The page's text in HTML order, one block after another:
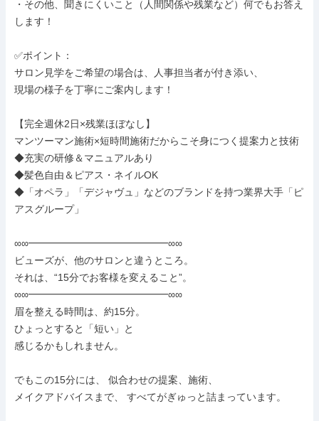
・その他、聞きにくいこと（人間関係や残業など）何でもお答え
します！
✅ポイント：
サロン見学をご希望の場合は、人事担当者が付き添い、
現場の様子を丁寧にご案内します！
【完全週休2日×残業ほぼなし】
マンツーマン施術×短時間施術だからこそ身につく提案力と技術
◆充実の研修＆マニュアルあり
◆髪色自由＆ピアス・ネイルOK
◆「オペラ」「デジャヴュ」などのブランドを持つ業界大手「ピ
アスグループ」
∞∞━━━━━━━━━━━━━━∞∞
ビューズが、他のサロンと違うところ。
それは、“15分でお客様を変えること”。
∞∞━━━━━━━━━━━━━━∞∞
眉を整える時間は、約15分。
ひょっとすると「短い」と
感じるかもしれません。
でもこの15分には、 似合わせの提案、施術、
メイクアドバイスまで、 すべてがぎゅっと詰まっています。